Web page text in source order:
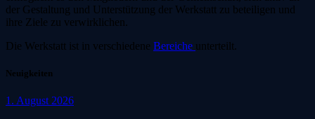
der Gestaltung und Unterstützung der Werkstatt zu beteiligen und
ihre Ziele zu verwirklichen.
Die Werkstatt ist in verschiedene Bereiche unterteilt.
Neuigkeiten
1. August 2026